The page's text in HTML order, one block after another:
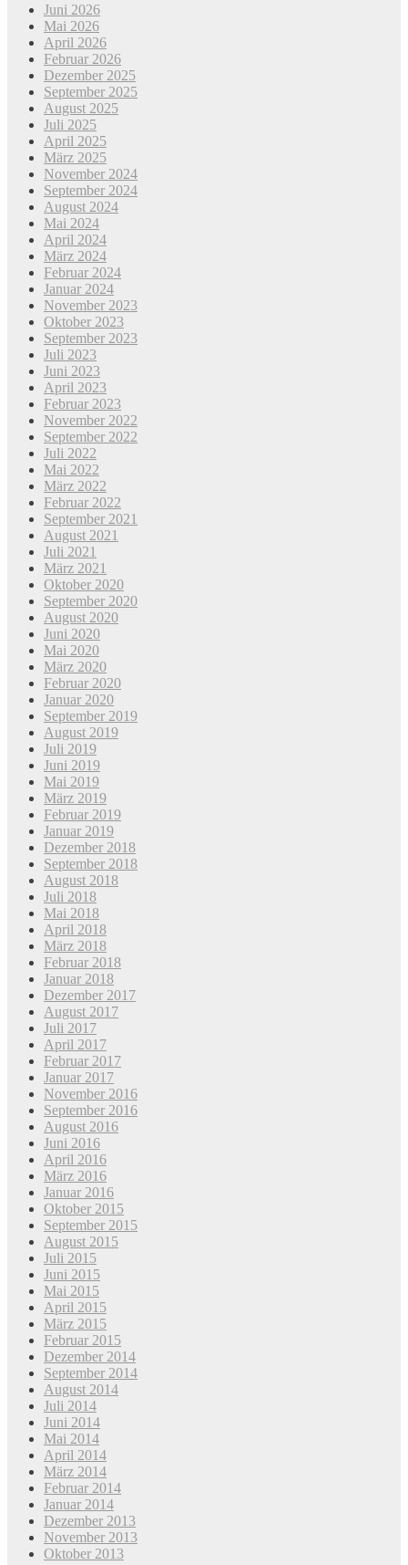
Juni 2026
Mai 2026
April 2026
Februar 2026
Dezember 2025
September 2025
August 2025
Juli 2025
April 2025
März 2025
November 2024
September 2024
August 2024
Mai 2024
April 2024
März 2024
Februar 2024
Januar 2024
November 2023
Oktober 2023
September 2023
Juli 2023
Juni 2023
April 2023
Februar 2023
November 2022
September 2022
Juli 2022
Mai 2022
März 2022
Februar 2022
September 2021
August 2021
Juli 2021
März 2021
Oktober 2020
September 2020
August 2020
Juni 2020
Mai 2020
März 2020
Februar 2020
Januar 2020
September 2019
August 2019
Juli 2019
Juni 2019
Mai 2019
März 2019
Februar 2019
Januar 2019
Dezember 2018
September 2018
August 2018
Juli 2018
Mai 2018
April 2018
März 2018
Februar 2018
Januar 2018
Dezember 2017
August 2017
Juli 2017
April 2017
Februar 2017
Januar 2017
November 2016
September 2016
August 2016
Juni 2016
April 2016
März 2016
Januar 2016
Oktober 2015
September 2015
August 2015
Juli 2015
Juni 2015
Mai 2015
April 2015
März 2015
Februar 2015
Dezember 2014
September 2014
August 2014
Juli 2014
Juni 2014
Mai 2014
April 2014
März 2014
Februar 2014
Januar 2014
Dezember 2013
November 2013
Oktober 2013